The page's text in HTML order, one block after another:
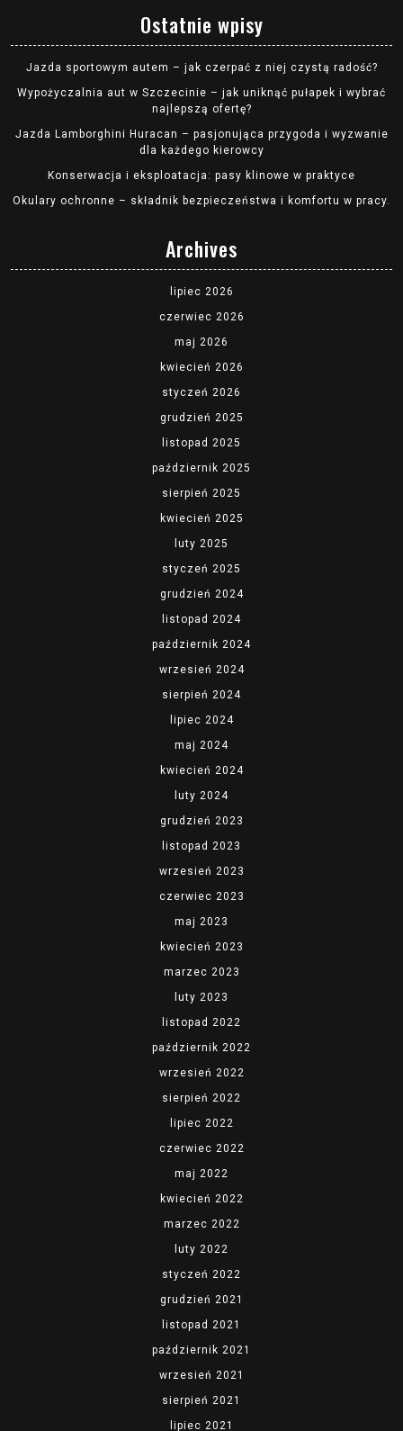
Ostatnie wpisy
Jazda sportowym autem – jak czerpać z niej czystą radość?
Wypożyczalnia aut w Szczecinie – jak uniknąć pułapek i wybrać
najlepszą ofertę?
Jazda Lamborghini Huracan – pasjonująca przygoda i wyzwanie
dla każdego kierowcy
Konserwacja i eksploatacja: pasy klinowe w praktyce
Okulary ochronne – składnik bezpieczeństwa i komfortu w pracy.
Archives
lipiec 2026
czerwiec 2026
maj 2026
kwiecień 2026
styczeń 2026
grudzień 2025
listopad 2025
październik 2025
sierpień 2025
kwiecień 2025
luty 2025
styczeń 2025
grudzień 2024
listopad 2024
październik 2024
wrzesień 2024
sierpień 2024
lipiec 2024
maj 2024
kwiecień 2024
luty 2024
grudzień 2023
listopad 2023
wrzesień 2023
czerwiec 2023
maj 2023
kwiecień 2023
marzec 2023
luty 2023
listopad 2022
październik 2022
wrzesień 2022
sierpień 2022
lipiec 2022
czerwiec 2022
maj 2022
kwiecień 2022
marzec 2022
luty 2022
styczeń 2022
grudzień 2021
listopad 2021
październik 2021
wrzesień 2021
sierpień 2021
lipiec 2021